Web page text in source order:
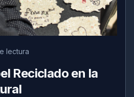
lectura
Reciclado en la